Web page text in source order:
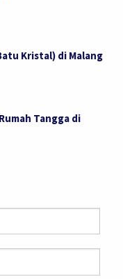
Kristal) di Malang
Tangga di